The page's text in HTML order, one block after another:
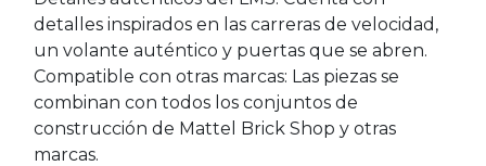
detalles inspirados en las carreras de velocidad,
un volante auténtico y puertas que se abren.
Compatible con otras marcas: Las piezas se
combinan con todos los conjuntos de
construcción de Mattel Brick Shop y otras
marcas. ​